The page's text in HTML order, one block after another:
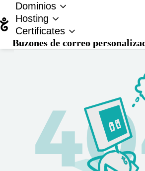
Dominios
Hosting
Certificates
Buzones de correo